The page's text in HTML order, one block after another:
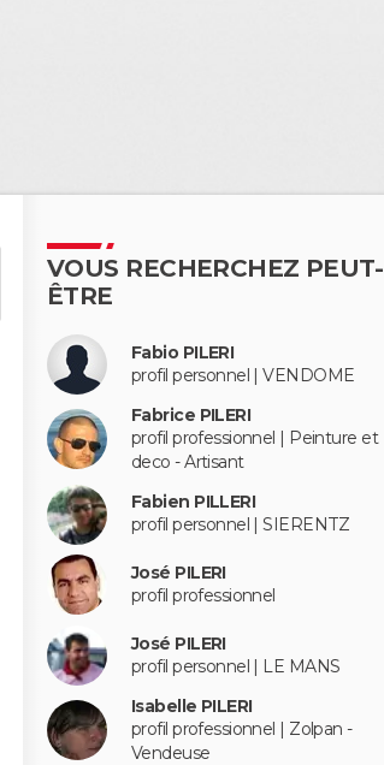
VOUS RECHERCHEZ PEUT-
ÊTRE
Fabio PILERI
profil personnel | VENDOME
Fabrice PILERI
profil professionnel | Peinture et
deco - Artisant
Fabien PILLERI
profil personnel | SIERENTZ
José PILERI
profil professionnel
José PILERI
profil personnel | LE MANS
Isabelle PILERI
profil professionnel | Zolpan -
Vendeuse